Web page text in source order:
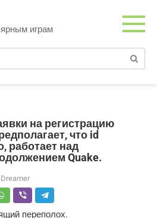
играм
на регистрацию
что id
работает над
Quake.
Dreamer
переполох.